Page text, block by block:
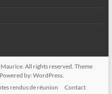
Maurice. All rights reserved. Theme
by:WordPress.
rendus de réunion Contact